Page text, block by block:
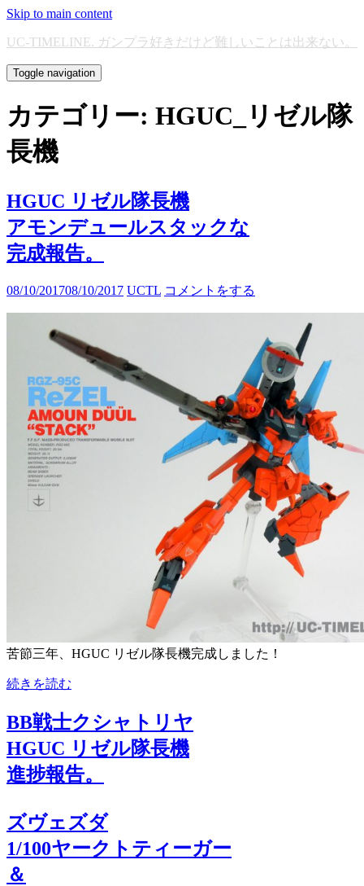
Skip to main content
UC-TIMELINE. ガンプラ好きだけど難しいことは出来ない。
Toggle navigation
カテゴリー: HGUC_リゼル隊
長機
HGUC リゼル隊長機
アモンデュールスタックな
完成報告。
08/10/201708/10/2017 UCTL コメントをする
苦節三年、HGUC リゼル隊長機完成しました！
続きを読む
BB戦士クシャトリヤ
HGUC リゼル隊長機
進捗報告。
ズヴェズダ
1/100ヤークトティーガー
＆